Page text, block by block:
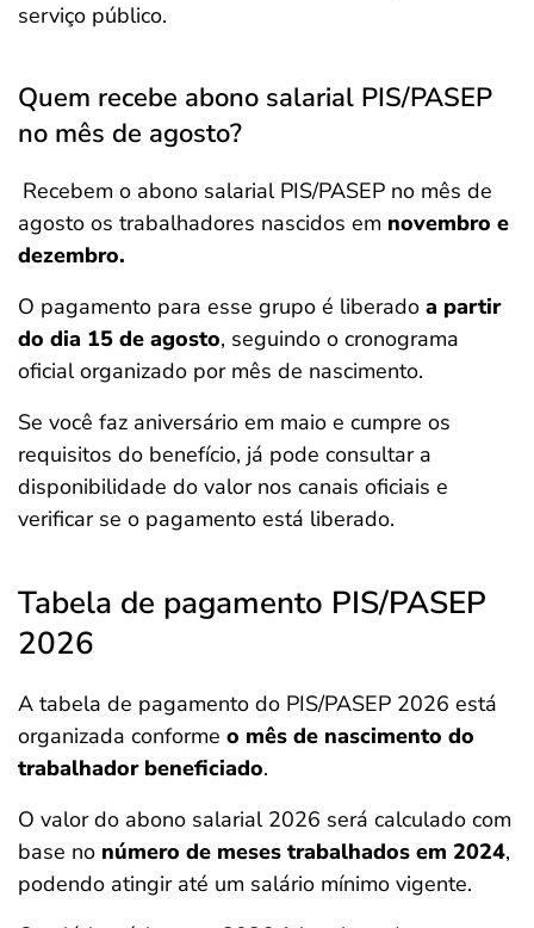
serviço público.
Quem recebe abono salarial PIS/PASEP
no mês de agosto?
Recebem o abono salarial PIS/PASEP no mês de
agosto os trabalhadores nascidos em novembro e
dezembro.
O pagamento para esse grupo é liberado a partir
do dia 15 de agosto, seguindo o cronograma
oficial organizado por mês de nascimento.
Se você faz aniversário em maio e cumpre os
requisitos do benefício, já pode consultar a
disponibilidade do valor nos canais oficiais e
verificar se o pagamento está liberado.
Tabela de pagamento PIS/PASEP
2026
A tabela de pagamento do PIS/PASEP 2026 está
organizada conforme o mês de nascimento do
trabalhador beneficiado.
O valor do abono salarial 2026 será calculado com
base no número de meses trabalhados em 2024,
podendo atingir até um salário mínimo vigente.